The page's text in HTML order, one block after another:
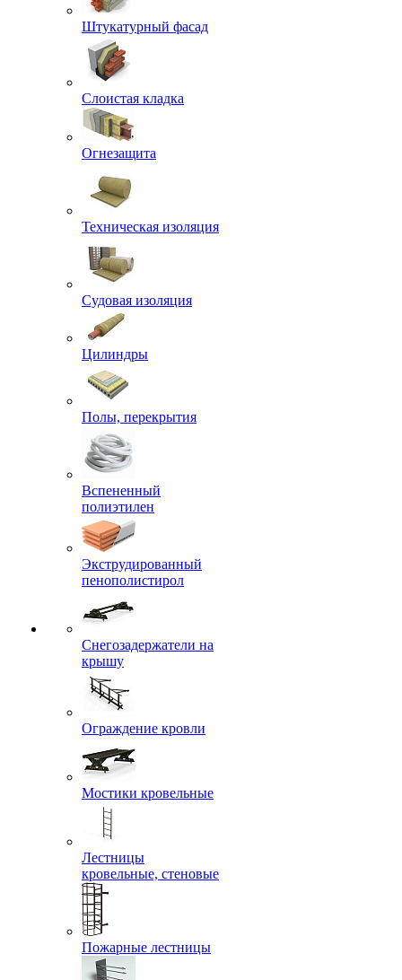
Штукатурный фасад
Слоистая кладка
Огнезащита
Техническая изоляция
Судовая изоляция
Цилиндры
Полы, перекрытия
Вспененный
полиэтилен
Экструдированный
пенополистирол
Снегозадержатели на
крышу
Ограждение кровли
Мостики кровельные
Лестницы
кровельные, стеновые
Пожарные лестницы